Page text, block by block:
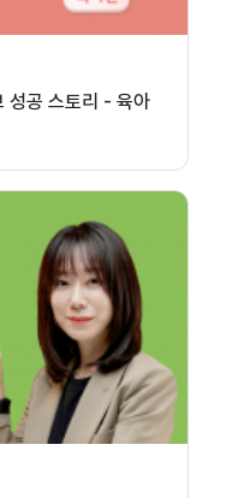
성공 스토리 - 육아